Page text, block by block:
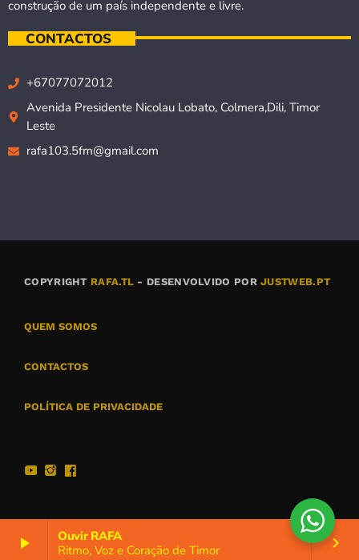
play_arrow
Ouvir RAFA
Ritmo, Voz e Coração de Timor
keyboard_arrow_right
construção de um país independente e livre.
CONTACTOS
+67077072012
Avenida Presidente Nicolau Lobato, Colmera,Dili, Timor
Leste
rafa103.5fm@gmail.com
COPYRIGHT RAFA.TL - DESENVOLVIDO PORJUSTWEB.PT
QUEM SOMOS
CONTACTOS
POLÍTICA DE PRIVACIDADE